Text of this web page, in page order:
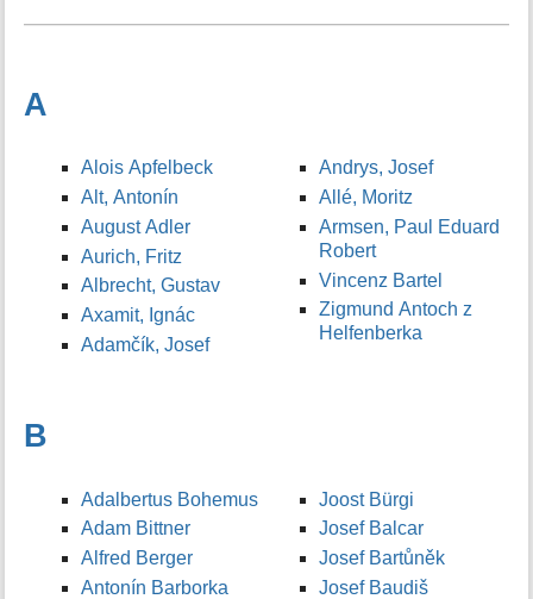
A
Alois Apfelbeck
Alt, Antonín
August Adler
Aurich, Fritz
Albrecht, Gustav
Axamit, Ignác
Adamčík, Josef
Andrys, Josef
Allé, Moritz
Armsen, Paul Eduard
Robert
Vincenz Bartel
Zigmund Antoch z
Helfenberka
B
Adalbertus Bohemus
Adam Bittner
Alfred Berger
Antonín Barborka
Joost Bürgi
Josef Balcar
Josef Bartůněk
Josef Baudiš